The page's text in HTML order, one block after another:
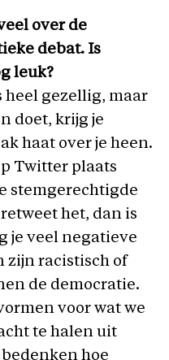
over de
debat. Is
leuk?
heel gezellig, maar
doet, krijg je
haat over je heen.
Twitter plaats
stemgerechtigde
het, dan is
je veel negatieve
zijn racistisch of
de democratie.
voor wat we
te halen uit
hoe